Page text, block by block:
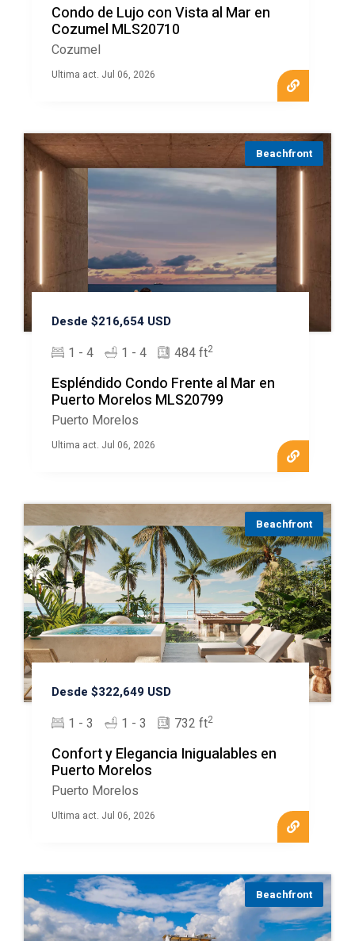
Condo de Lujo con Vista al Mar en
Cozumel MLS20710
Cozumel
Ultima act. Jul 06, 2026
Beachfront
Desde $216,654 USD
1 - 4 1 - 4 484 ft2
Espléndido Condo Frente al Mar en
Puerto Morelos MLS20799
Puerto Morelos
Ultima act. Jul 06, 2026
Beachfront
Desde $322,649 USD
1 - 3 1 - 3 732 ft2
Confort y Elegancia Inigualables en
Puerto Morelos
Puerto Morelos
Ultima act. Jul 06, 2026
Beachfront